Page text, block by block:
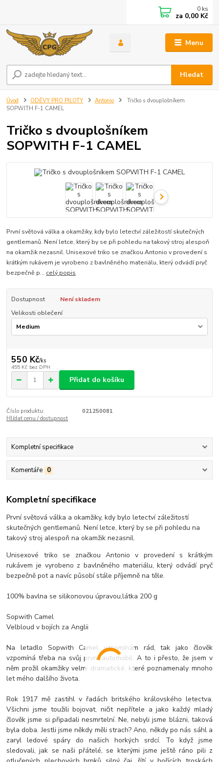
Menu
Hledat
0 ks
za 0,00 Kč
Úvod ODĚVY PRO PILOTY Antonio
Tričko s dvouplošníkem
SOPWITH F-1 CAMEL
Tričko s dvouplošníkem
SOPWITH F-1 CAMEL
První světová válka a okamžiky, kdy bylo letectví záležitostí skutečných
gentlemanů. Není letce, který by se při pohledu na takový stroj alespoň
na okamžik nezasnil. Unisexové triko se značkou Antonio v provedení s
krátkým rukávem je vyrobeno z bavlněného materiálu, který odvádí pryč
bezpečně p... celý popis
Dostupnost
Není skladem
Velikosti oblečení
550 Kč/ks
455 Kč bez DPH
Přidat do košíku
Číslo produktu:
021250081
Hlídat cenu / dostupnost
Kompletní specifikace
Komentáře 0
Kompletní specifikace
První světová válka a okamžiky, kdy bylo letectví záležitostí
skutečných gentlemanů. Není letce, který by se při pohledu na
takový stroj alespoň na okamžik nezasnil.
Unisexové triko se značkou Antonio v provedení s krátkým
rukávem je vyrobeno z bavlněného materiálu, který odvádí pryč
bezpečně pot a navíc působí stále příjemně na těle.
100% bavlna se silikonovou úpravou,látka 200 g
Sopwith Camel
Velbloud v bojích za Anglii
Na letadlo Sopwith Camel vzpomínám rád, tak jako člověk
vzpomíná třeba na svůj první automobil. A to i přesto, že jsem v
něm prožil okamžiky velmi dramatické, které poznamenaly mnoho
let mého dalšího života.
Rok 1917 mě zastihl v řadách britského královského letectva.
Všichni jsme toužili bojovat, ničit nepřítele a jako každý mladý
člověk jsme si připadali nesmrtelní. Ne, nebyli jsme blázni, taková
byla doba. Jestli jsme někdy měli strach? Ano, někdy po nás sáhl a
zaryl ledové spáry do našich horkých srdcí. To když jsme
sledovali, jak se naši přátelé, se kterými jsme ještě ráno pili z